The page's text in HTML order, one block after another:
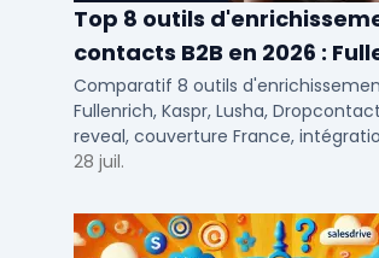
Top 8 outils
contacts B2B en 2026 :
Kaspr, Lusha...
Comparatif 8 outils
Fullenrich, Kaspr, Lusha,
reveal, couverture France,
tarifs testés pour SDR et
28 juil.